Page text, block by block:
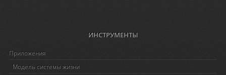
ИНСТРУМЕНТЫ
Приложения
Модель системы жизни